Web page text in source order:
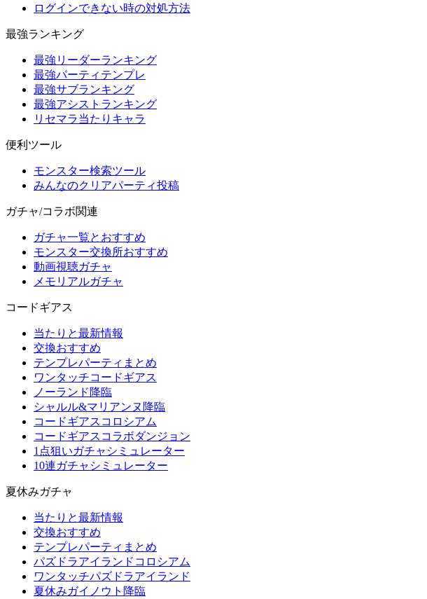
ログインできない時の対処方法
最強ランキング
最強リーダーランキング
最強パーティテンプレ
最強サブランキング
最強アシストランキング
リセマラ当たりキャラ
便利ツール
モンスター検索ツール
みんなのクリアパーティ投稿
ガチャ/コラボ関連
ガチャ一覧とおすすめ
モンスター交換所おすすめ
動画視聴ガチャ
メモリアルガチャ
コードギアス
当たりと最新情報
交換おすすめ
テンプレパーティまとめ
ワンタッチコードギアス
ノーランド降臨
シャルル&マリアンヌ降臨
コードギアスコロシアム
コードギアスコラボダンジョン
1点狙いガチャシミュレーター
10連ガチャシミュレーター
夏休みガチャ
当たりと最新情報
交換おすすめ
テンプレパーティまとめ
パズドラアイランドコロシアム
ワンタッチパズドラアイランド
夏休みガイノウト降臨